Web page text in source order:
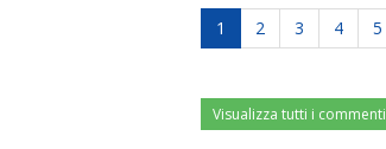
1 2 3 4 5
Visualizza tutti i commenti